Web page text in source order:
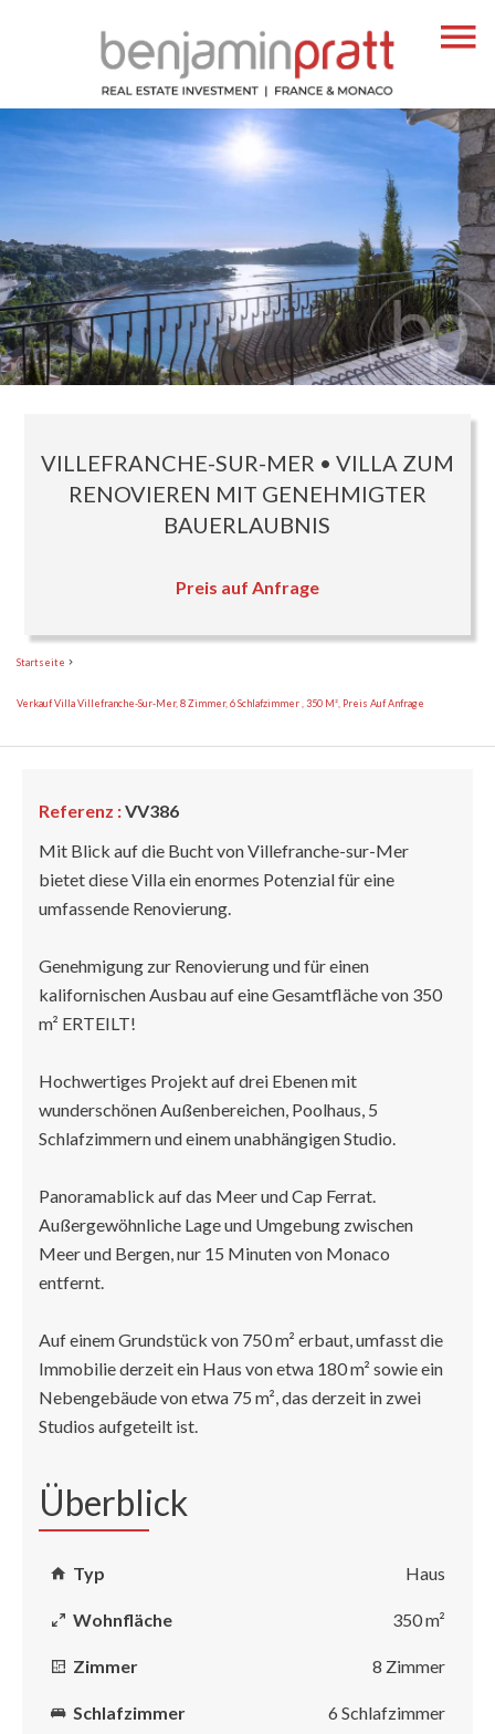
VILLEFRANCHE-SUR-MER • VILLA ZUM
RENOVIEREN MIT GENEHMIGTER
BAUERLAUBNIS
Preis auf Anfrage
Startseite
Verkauf Villa Villefranche-Sur-Mer, 8 Zimmer, 6 Schlafzimmer , 350 M², Preis Auf Anfrage
Referenz :VV386
Mit Blick auf die Bucht von Villefranche-sur-Mer
bietet diese Villa ein enormes Potenzial für eine
umfassende Renovierung.
Genehmigung zur Renovierung und für einen
kalifornischen Ausbau auf eine Gesamtfläche von 350
m² ERTEILT!
Hochwertiges Projekt auf drei Ebenen mit
wunderschönen Außenbereichen, Poolhaus, 5
Schlafzimmern und einem unabhängigen Studio.
Panoramablick auf das Meer und Cap Ferrat.
Außergewöhnliche Lage und Umgebung zwischen
Meer und Bergen, nur 15 Minuten von Monaco
entfernt.
Auf einem Grundstück von 750 m² erbaut, umfasst die
Immobilie derzeit ein Haus von etwa 180 m² sowie ein
Nebengebäude von etwa 75 m², das derzeit in zwei
Studios aufgeteilt ist.
Überblick
Typ Haus
Wohnfläche 350 m²
Zimmer 8 Zimmer
Schlafzimmer 6 Schlafzimmer